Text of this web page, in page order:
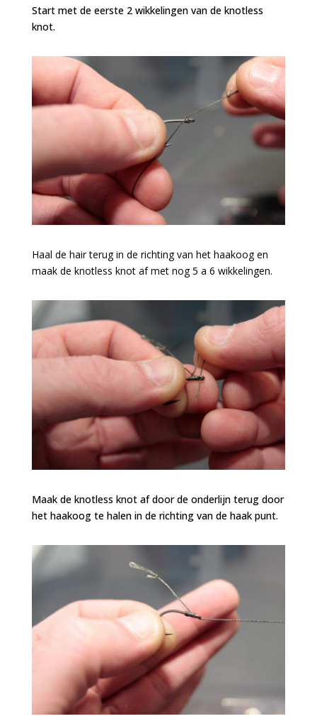
Start met de eerste 2 wikkelingen van de knotless
knot.
Haal de hair terug in de richting van het haakoog en
maak de knotless knot af met nog 5 a 6 wikkelingen.
Maak de knotless knot af door de onderlijn terug door
het haakoog te halen in de richting van de haak punt.